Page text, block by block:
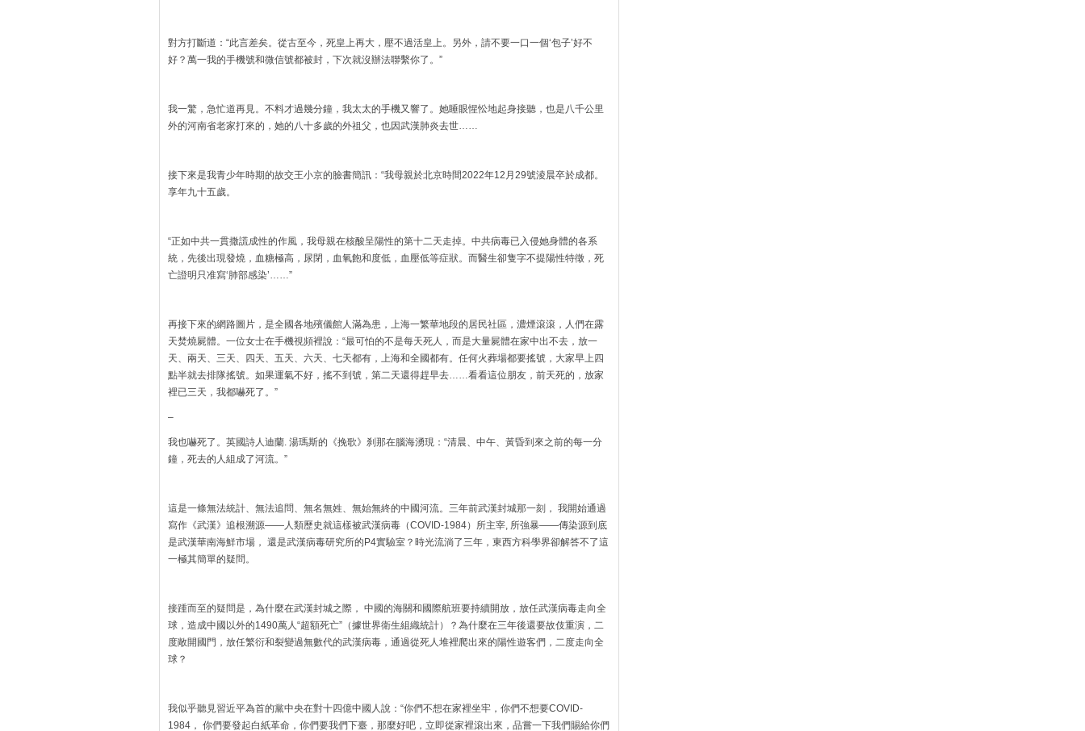
對方打斷道：“此言差矣。從古至今，死皇上再大，壓不過活皇上。另外，請不要一口一個‘包子’好不
好？萬一我的手機號和微信號都被封，下次就沒辦法聯繫你了。”
我一驚，急忙道再見。不料才過幾分鐘，我太太的手機又響了。她睡眼惺忪地起身接聽，也是八千公里
外的河南省老家打來的，她的八十多歲的外祖父，也因武漢肺炎去世……
接下來是我青少年時期的故交王小京的臉書簡訊：“我母親於北京時間2022年12月29號淩晨卒於成都。
享年九十五歲。
“正如中共一貫撒謊成性的作風，我母親在核酸呈陽性的第十二天走掉。中共病毒已入侵她身體的各系
統，先後出現發燒，血糖極高，尿閉，血氧飽和度低，血壓低等症狀。而醫生卻隻字不提陽性特徵，死
亡證明只准寫‘肺部感染’……”
再接下來的網路圖片，是全國各地殯儀館人滿為患，上海一繁華地段的居民社區，濃煙滾滾，人們在露
天焚燒屍體。一位女士在手機視頻裡說：“最可怕的不是每天死人，而是大量屍體在家中出不去，放一
天、兩天、三天、四天、五天、六天、七天都有，上海和全國都有。任何火葬場都要搖號，大家早上四
點半就去排隊搖號。如果運氣不好，搖不到號，第二天還得趕早去……看看這位朋友，前天死的，放家
裡已三天，我都嚇死了。”
–
我也嚇死了。英國詩人迪蘭. 湯瑪斯的《挽歌》刹那在腦海湧現：“清晨、中午、黃昏到來之前的每一分
鐘，死去的人組成了河流。”
這是一條無法統計、無法追問、無名無姓、無始無終的中國河流。三年前武漢封城那一刻， 我開始通過
寫作《武漢》追根溯源——人類歷史就這樣被武漢病毒（COVID-1984）所主宰, 所強暴——傳染源到底
是武漢華南海鮮市場， 還是武漢病毒研究所的P4實驗室？時光流淌了三年，東西方科學界卻解答不了這
一極其簡單的疑問。
接踵而至的疑問是，為什麼在武漢封城之際， 中國的海關和國際航班要持續開放，放任武漢病毒走向全
球，造成中國以外的1490萬人“超額死亡”（據世界衛生組織統計）？為什麼在三年後還要故伎重演，二
度敞開國門，放任繁衍和裂變過無數代的武漢病毒，通過從死人堆裡爬出來的陽性遊客們，二度走向全
球？
我似乎聽見習近平為首的黨中央在對十四億中國人說：“你們不想在家裡坐牢，你們不想要COVID-
1984， 你們要發起白紙革命，你們要我們下臺，那麼好吧，立即從家裡滾出來，品嘗一下我們賜給你們